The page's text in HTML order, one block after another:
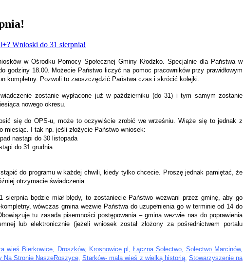
w Ośrodku Pomocy Społecznej Gminy Kłodzko. Specjalnie dla Państwa w
godziny 18.00. Możecie Państwo liczyć na pomoc pracowników przy prawidłowym
kompletny. Pozwoli to zaoszczędzić Państwa czas i skrócić kolejki.
zostanie wypłacone już w październiku (do 31) itym samym zostanie
nowego okresu.
się do OPS-u, może to oczywiście zrobić we wrześniu. Wiąże się to jednak z
miesiąc. I tak np. jeśli złożycie Państwo wniosek:
nastąpi do 30 listopada
do 31 grudnia
do programu w każdej chwili, kiedy tylko chcecie. Proszę jednak pamiętać, że
otrzymacie świadczenia.
będzie miał błędy, to zostaniecie Państwo wezwani przez gminę, aby go
wówczas gmina wezwie Państwa do uzupełnienia go w terminie od 14 do
tu zasada pisemności postępowania – gmina wezwie nas do poprawienia
lub elektronicznie (jeżeli wniosek został złożony za pośrednictwem portalu
wieś Bierkowice Droszków, Krosnowice.pl Łączna Sołectwo, Sołectwo Marcinów,
Na Stronie NaszeRoszyce,Starków- mała wieś z wielką historią, Stowarzyszenie na